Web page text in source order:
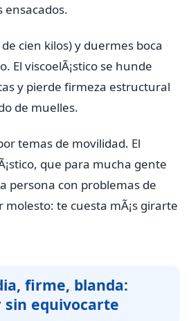
ensacados.
cien kilos) y duermes boca
El viscoelÃ¡stico se hunde
y pierde firmeza estructural
de muelles.
temas de movilidad. El
que para mucha gente
persona con problemas de
molesto: te cuesta mÃ¡s girarte
firme, blanda:
sin equivocarte